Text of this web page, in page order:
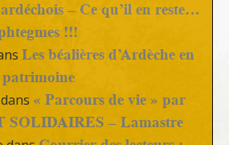
– Ce qu’il en reste…
!!!
Les béalières d’Ardèche en
dans « Parcours de vie » par
SOLIDAIRES – Lamastre